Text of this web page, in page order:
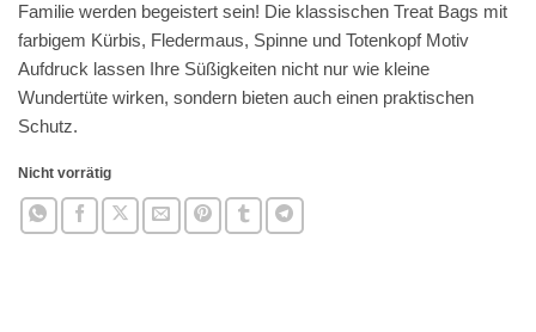
Familie werden begeistert sein! Die klassischen Treat Bags mit
farbigem Kürbis, Fledermaus, Spinne und Totenkopf Motiv
Aufdruck lassen Ihre Süßigkeiten nicht nur wie kleine
Wundertüte wirken, sondern bieten auch einen praktischen
Schutz.
Nicht vorrätig